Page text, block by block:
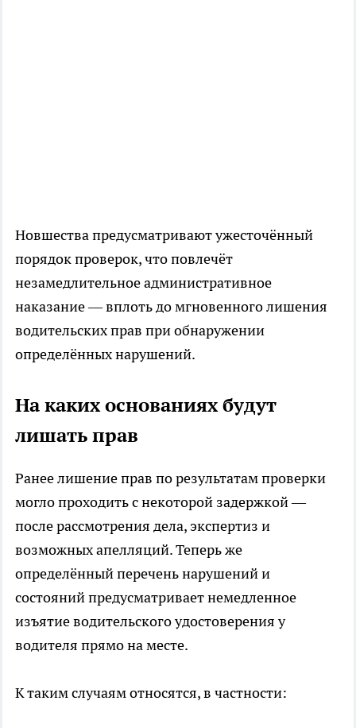
Новшества предусматривают ужесточённый
порядок проверок, что повлечёт
незамедлительное административное
наказание — вплоть до мгновенного лишения
водительских прав при обнаружении
определённых нарушений.
На каких основаниях будут
лишать прав
Ранее лишение прав по результатам проверки
могло проходить с некоторой задержкой —
после рассмотрения дела, экспертиз и
возможных апелляций. Теперь же
определённый перечень нарушений и
состояний предусматривает немедленное
изъятие водительского удостоверения у
водителя прямо на месте.
К таким случаям относятся, в частности: